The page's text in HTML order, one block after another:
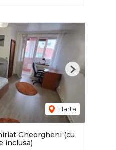
Harta
Next
Gheorgheni (cu
inclusa)